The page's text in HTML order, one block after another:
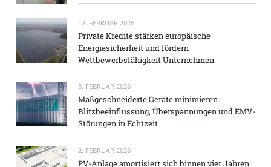
12. FEBRUAR 2026
Private Kredite stärken europäische
Energiesicherheit und fördern
Wettbewerbsfähigkeit Unternehmen
3. FEBRUAR 2026
Maßgeschneiderte Geräte minimieren
Blitzbeeinflussung, Überspannungen und EMV-
Störungen in Echtzeit
2. FEBRUAR 2026
PV-Anlage amortisiert sich binnen vier Jahren